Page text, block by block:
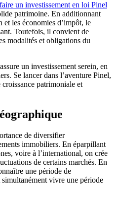
faire un investissement en loi Pinel
patrimoine. En additionnant
et les économies d’impôt, le
Toutefois, il convient de
modalités et obligations du
un investissement serein, en
Se lancer dans l’aventure Pinel,
croissance patrimoniale et
de diversifier
immobiliers. En éparpillant
voire à l’international, on crée
de certains marchés. En
une période de
vivre une période